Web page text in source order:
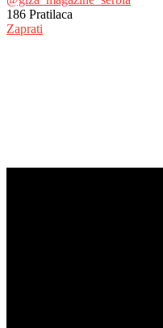
186 Pratilaca
Zaprati